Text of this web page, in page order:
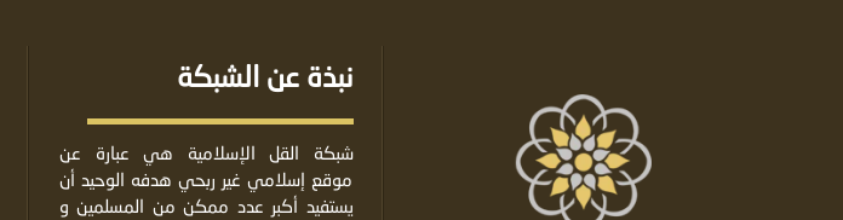
نبذة عن الشبكة
شبكة القل الإسلامية هي عبارة عن
موقع إسلامي غير ربحي هدفه الوحيد أن
يستفيد أكبر عدد ممكن من المسلمين و